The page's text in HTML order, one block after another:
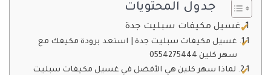
جدول المحتويات
غسيل مكيفات سبليت جدة
غسيل مكيفات سبليت جدة | استعد برودة مكيفك مع
سهر كلين 0554275444
لماذا سهر كلين هي الأفضل في غسيل مكيفات سبليت